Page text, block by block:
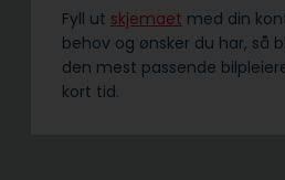
Fyll ut skjemaet med din
behov og ønsker du har, så
den mest passende
kort tid.